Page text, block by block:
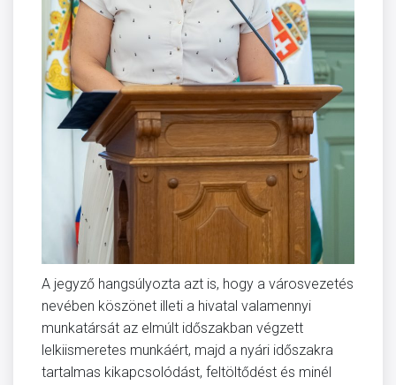
A jegyző hangsúlyozta azt is, hogy a városvezetés
nevében köszönet illeti a hivatal valamennyi
munkatársát az elmúlt időszakban végzett
lelkiismeretes munkáért, majd a nyári időszakra
tartalmas kikapcsolódást, feltöltődést és minél